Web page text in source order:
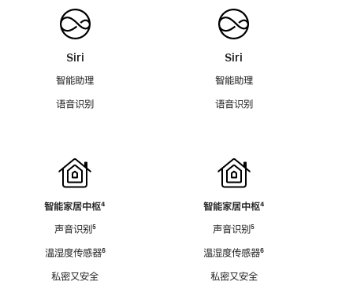
Siri
智能助理
语音识别
智能家居中枢脚
⁴
声音识别脚
⁵
温湿度传感器脚
⁶
私密又安全
Siri
智能助理
语音识别
智能家居中枢脚
⁴
声音识别脚
⁵
温湿度传感器脚
⁶
私密又安全